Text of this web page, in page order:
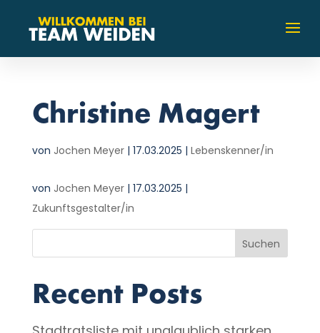
Christine Magert
von Jochen Meyer| 17.03.2025 | Lebenskenner/in
von Jochen Meyer| 17.03.2025 |
Zukunftsgestalter/in
Suchen
Recent Posts